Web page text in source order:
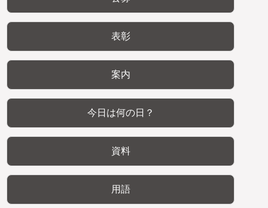
表彰
案内
今日は何の日？
資料
用語